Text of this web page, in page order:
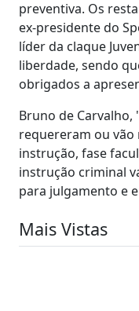
preventiva. Os
ex-presidente do
líder da claque
liberdade, sendo
obrigados a
Bruno de
requereram ou
instrução, fase
instrução criminal
para julgamento e
Mais Vistas